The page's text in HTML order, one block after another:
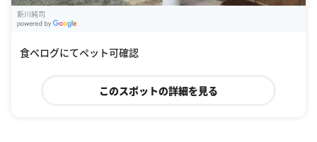
新川純司
食べログにてペット可確認
このスポットの詳細を見る